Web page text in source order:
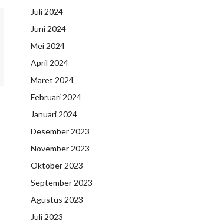
Juli 2024
Juni 2024
Mei 2024
April 2024
Maret 2024
Februari 2024
Januari 2024
Desember 2023
November 2023
Oktober 2023
September 2023
Agustus 2023
Juli 2023